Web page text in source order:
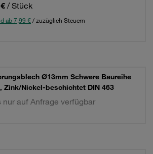
/ Stück
ab 7,99 €/ zuzüglich Steuern
Ø13mm Schwere Baureihe
Zink/Nickel-beschichtet DIN 463
nur auf Anfrage verfügbar